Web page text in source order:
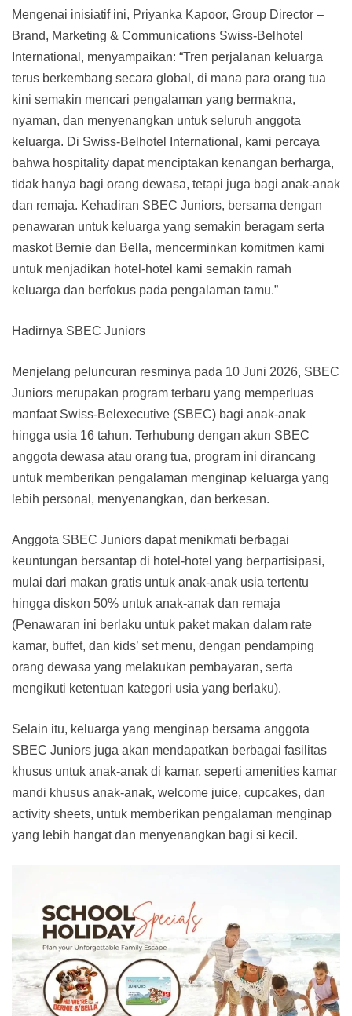
Mengenai inisiatif ini, Priyanka Kapoor, Group Director –
Brand, Marketing & Communications Swiss-Belhotel
International, menyampaikan: “Tren perjalanan keluarga
terus berkembang secara global, di mana para orang tua
kini semakin mencari pengalaman yang bermakna,
nyaman, dan menyenangkan untuk seluruh anggota
keluarga. Di Swiss-Belhotel International, kami percaya
bahwa hospitality dapat menciptakan kenangan berharga,
tidak hanya bagi orang dewasa, tetapi juga bagi anak-anak
dan remaja. Kehadiran SBEC Juniors, bersama dengan
penawaran untuk keluarga yang semakin beragam serta
maskot Bernie dan Bella, mencerminkan komitmen kami
untuk menjadikan hotel-hotel kami semakin ramah
keluarga dan berfokus pada pengalaman tamu.”
Hadirnya SBEC Juniors
Menjelang peluncuran resminya pada 10 Juni 2026, SBEC
Juniors merupakan program terbaru yang memperluas
manfaat Swiss-Belexecutive (SBEC) bagi anak-anak
hingga usia 16 tahun. Terhubung dengan akun SBEC
anggota dewasa atau orang tua, program ini dirancang
untuk memberikan pengalaman menginap keluarga yang
lebih personal, menyenangkan, dan berkesan.
Anggota SBEC Juniors dapat menikmati berbagai
keuntungan bersantap di hotel-hotel yang berpartisipasi,
mulai dari makan gratis untuk anak-anak usia tertentu
hingga diskon 50% untuk anak-anak dan remaja
(Penawaran ini berlaku untuk paket makan dalam rate
kamar, buffet, dan kids’ set menu, dengan pendamping
orang dewasa yang melakukan pembayaran, serta
mengikuti ketentuan kategori usia yang berlaku).
Selain itu, keluarga yang menginap bersama anggota
SBEC Juniors juga akan mendapatkan berbagai fasilitas
khusus untuk anak-anak di kamar, seperti amenities kamar
mandi khusus anak-anak, welcome juice, cupcakes, dan
activity sheets, untuk memberikan pengalaman menginap
yang lebih hangat dan menyenangkan bagi si kecil.